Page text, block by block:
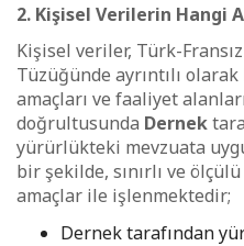
2. Kişisel Verilerin Hangi
Kişisel veriler, Türk-
Tüzüğünde ayrıntılı
amaçları ve faaliyet alanları
doğrultusunda Dernek
yürürlükteki mevzuata
bir şekilde, sınırlı ve
amaçlar ile işlenmektedir;
Dernek tarafından